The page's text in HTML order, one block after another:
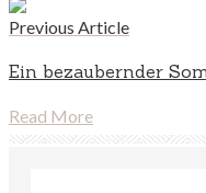
Previous Article
Ein bezaubernder
Read More